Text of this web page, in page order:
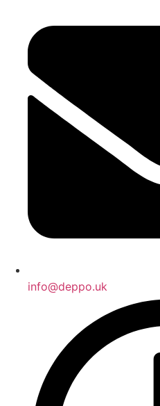
info@deppo.uk